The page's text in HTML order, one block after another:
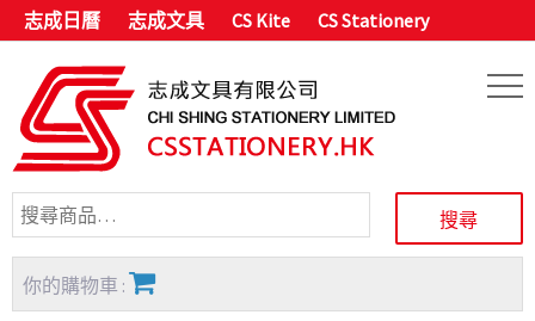
志成日曆 志成文具 CS Kite CS Stationery
你的購物車 :